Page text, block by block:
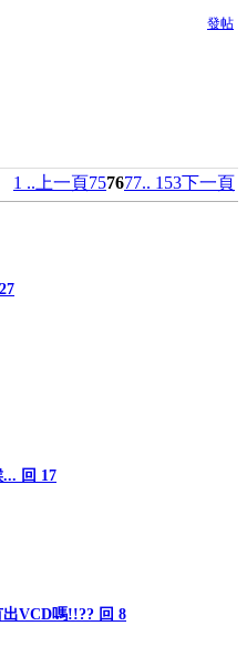
發帖
1 .. 上一頁757677.. 153下一頁
回 17
VCD嗎!!?? 回 8